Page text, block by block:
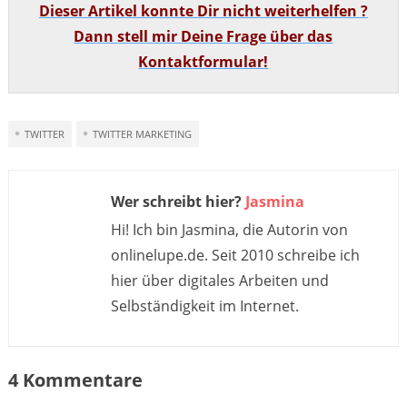
Dieser Artikel konnte Dir nicht weiterhelfen ?
Dann stell mir Deine Frage über das
Kontaktformular!
TWITTER TWITTER MARKETING
Wer schreibt hier? Jasmina
Hi! Ich bin Jasmina, die Autorin von
onlinelupe.de. Seit 2010 schreibe ich
hier über digitales Arbeiten und
Selbständigkeit im Internet.
4 Kommentare